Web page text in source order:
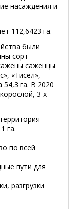
насаждения и
112,6423 га.
были
сорт
саженцы
«Тисел»,
54,3 га. В 2020
3-х
га.
по всей
пути для
разгрузки